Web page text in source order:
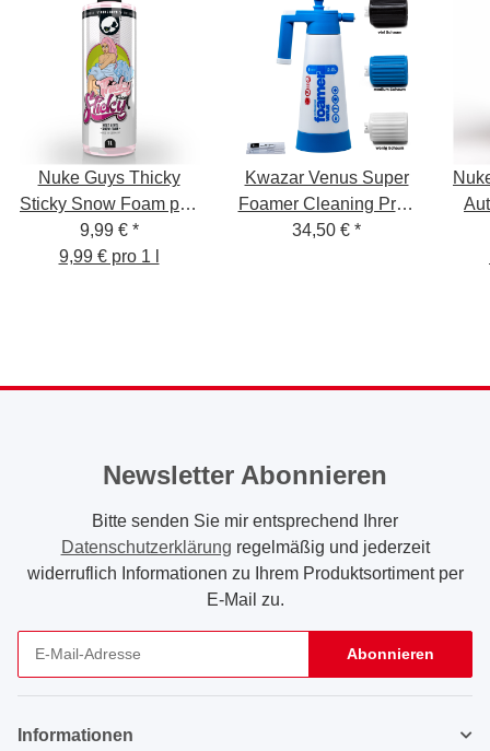
Nuke Guys Thicky
Sticky Snow Foam pH-
neutral, 1L
9,99 € *
9,99 € pro 1 l
Kwazar Venus Super
Foamer Cleaning Pro+
Viton 2L Box mit
34,50 € *
Newsletter Abonnieren
Bitte senden Sie mir entsprechend Ihrer
Datenschutzerklärung regelmäßig und jederzeit
widerruflich Informationen zu Ihrem Produktsortiment per
E-Mail zu.
Abonnieren
Informationen